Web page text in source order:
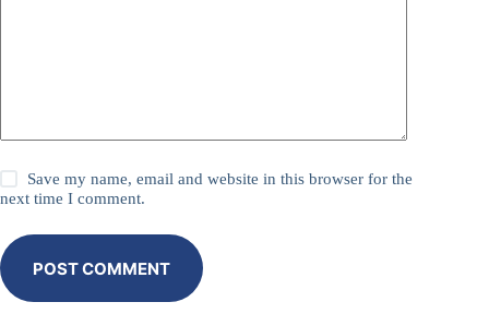
Save my name, email and website in this browser for the
next time I comment.
POST COMMENT